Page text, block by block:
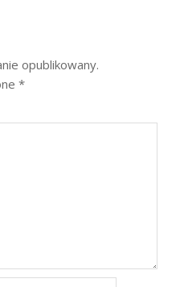
opublikowany.
*